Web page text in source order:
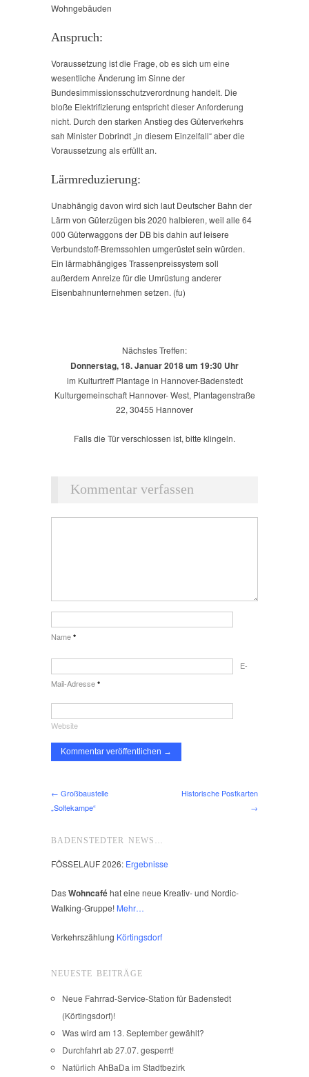
Wohngebäuden
Anspruch:
Voraussetzung ist die Frage, ob es sich um eine
wesentliche Änderung im Sinne der
Bundesimmissionsschutzverordnung handelt. Die
bloße Elektrifizierung entspricht dieser Anforderung
nicht. Durch den starken Anstieg des Güterverkehrs
sah Minister Dobrindt „in diesem Einzelfall“ aber die
Voraussetzung als erfüllt an.
Lärmreduzierung:
Unabhängig davon wird sich laut Deutscher Bahn der
Lärm von Güterzügen bis 2020 halbieren, weil alle 64
000 Güterwaggons der DB bis dahin auf leisere
Verbundstoff-Bremssohlen umgerüstet sein würden.
Ein lärmabhängiges Trassenpreissystem soll
außerdem Anreize für die Umrüstung anderer
Eisenbahnunternehmen setzen. (fu)
Nächstes Treffen:
Donnerstag, 18. Januar 2018 um 19:30 Uhr
im Kulturtreff Plantage in Hannover-Badenstedt
Kulturgemeinschaft Hannover- West, Plantagenstraße
22, 30455 Hannover
Falls die Tür verschlossen ist, bitte klingeln.
Kommentar verfassen
Name *
E-
Mail-Adresse *
Website
← Großbaustelle
„Soltekampe“
Historische Postkarten
→
BADENSTEDTER NEWS…
FÖSSELAUF 2026: Ergebnisse
DasWohncaféhat eine neue Kreativ- und Nordic-
Walking-Gruppe! Mehr…
Verkehrszählung Körtingsdorf
NEUESTE BEITRÄGE
Neue Fahrrad-Service-Station für Badenstedt
(Körtingsdorf)!
Was wird am 13. September gewählt?
Durchfahrt ab 27.07. gesperrt!
Natürlich AhBaDa im Stadtbezirk